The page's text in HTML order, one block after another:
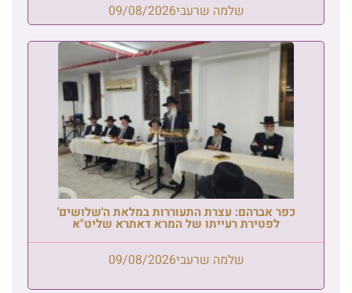
שלמה שרעבי09/08/2026
כפר אברהם: עצרת התעוררות במלאת ה'שלושים'
לפטירת רעייתו של המרא דאתרא שליט"א
שלמה שרעבי09/08/2026